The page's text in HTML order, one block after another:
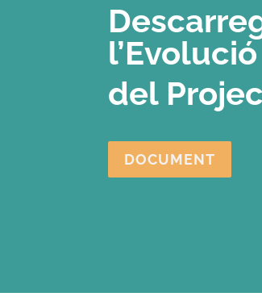
l’Evolució
del
DOCUMENT